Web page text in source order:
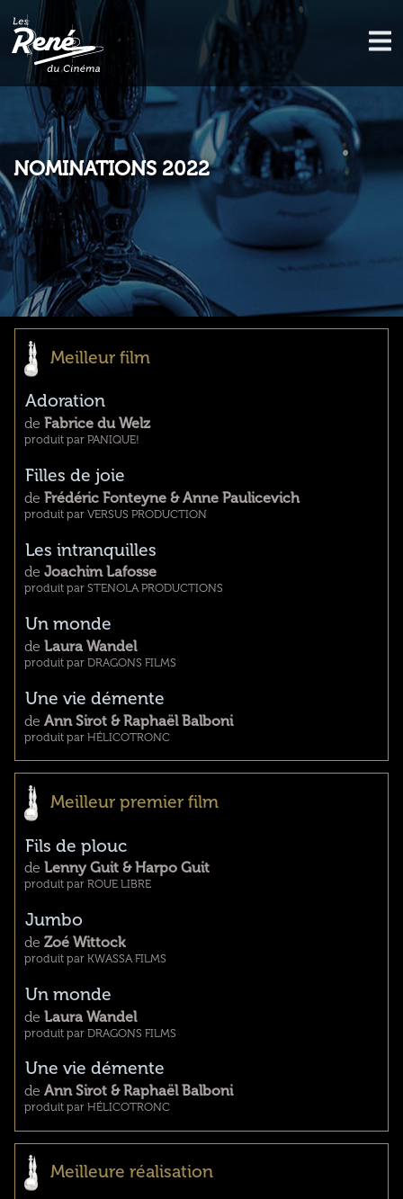
NOMINATIONS 2022
Meilleur film
Adoration
de Fabrice du Welz
produit par PANIQUE!
Filles de joie
de Frédéric Fonteyne & Anne Paulicevich
produit par VERSUS PRODUCTION
Les intranquilles
de Joachim Lafosse
produit par STENOLA PRODUCTIONS
Un monde
de Laura Wandel
produit par DRAGONS FILMS
Une vie démente
de Ann Sirot & Raphaël Balboni
produit par HÉLICOTRONC
Meilleur premier film
Fils de plouc
de Lenny Guit & Harpo Guit
produit par ROUE LIBRE
Jumbo
de Zoé Wittock
produit par KWASSA FILMS
Un monde
de Laura Wandel
produit par DRAGONS FILMS
Une vie démente
de Ann Sirot & Raphaël Balboni
produit par HÉLICOTRONC
Meilleure réalisation